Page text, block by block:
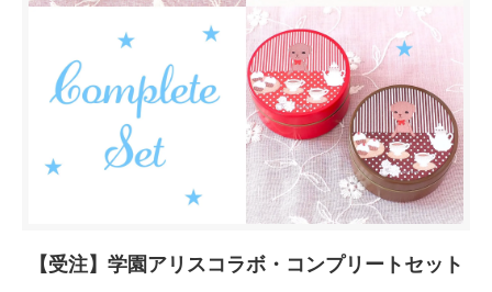
【受注】学園アリスコラボ・コンプリートセット